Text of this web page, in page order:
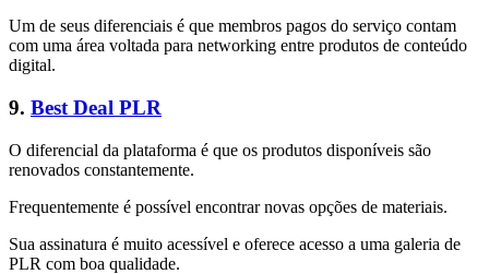
Um de seus diferenciais é que membros pagos do serviço contam
com uma área voltada para networking entre produtos de conteúdo
digital.
9. Best Deal PLR
O diferencial da plataforma é que os produtos disponíveis são
renovados constantemente.
Frequentemente é possível encontrar novas opções de materiais.
Sua assinatura é muito acessível e oferece acesso a uma galeria de
PLR com boa qualidade.